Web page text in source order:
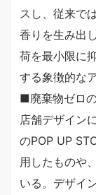
スし、従来で
香りを生み出
荷を最小限に
する象徴的な
■廃棄物ゼロ
店舗デザイン
のPOP UP
用したものや
いる。デザイ